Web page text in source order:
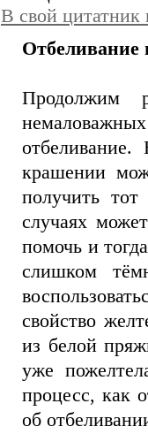
В свой цитатник
Продолжим
немаловажных
крашении
получить
случаях
помочь и
слишком
свойство
из белой
уже
процесс, как
об